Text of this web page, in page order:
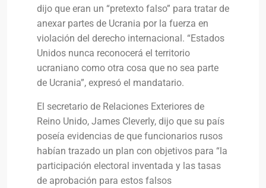
dijo que eran un “pretexto falso” para tratar de
anexar partes de Ucrania por la fuerza en
violación del derecho internacional. “Estados
Unidos nunca reconocerá el territorio
ucraniano como otra cosa que no sea parte
de Ucrania”, expresó el mandatario.
El secretario de Relaciones Exteriores de
Reino Unido, James Cleverly, dijo que su país
poseía evidencias de que funcionarios rusos
habían trazado un plan con objetivos para “la
participación electoral inventada y las tasas
de aprobación para estos falsos